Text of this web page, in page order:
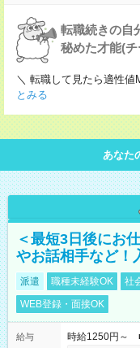
転職続きの自
秘めた才能(チ
＼ 転職して見たら適性値
とみる
あなた
＜最短3日後にお
やお話相手など！
派遣 職種未経験OK 社
WEB登録・面接OK
給与
時給1250円～